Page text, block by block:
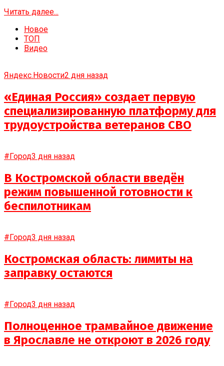
Читать далее...
Новое
ТОП
Видео
Яндекс.Новости2 дня назад
«Единая Россия» создает первую
специализированную платформу для
трудоустройства ветеранов СВО
#Город3 дня назад
В Костромской области введён
режим повышенной готовности к
беспилотникам
#Город3 дня назад
Костромская область: лимиты на
заправку остаются
#Город3 дня назад
Полноценное трамвайное движение
в Ярославле не откроют в 2026 году